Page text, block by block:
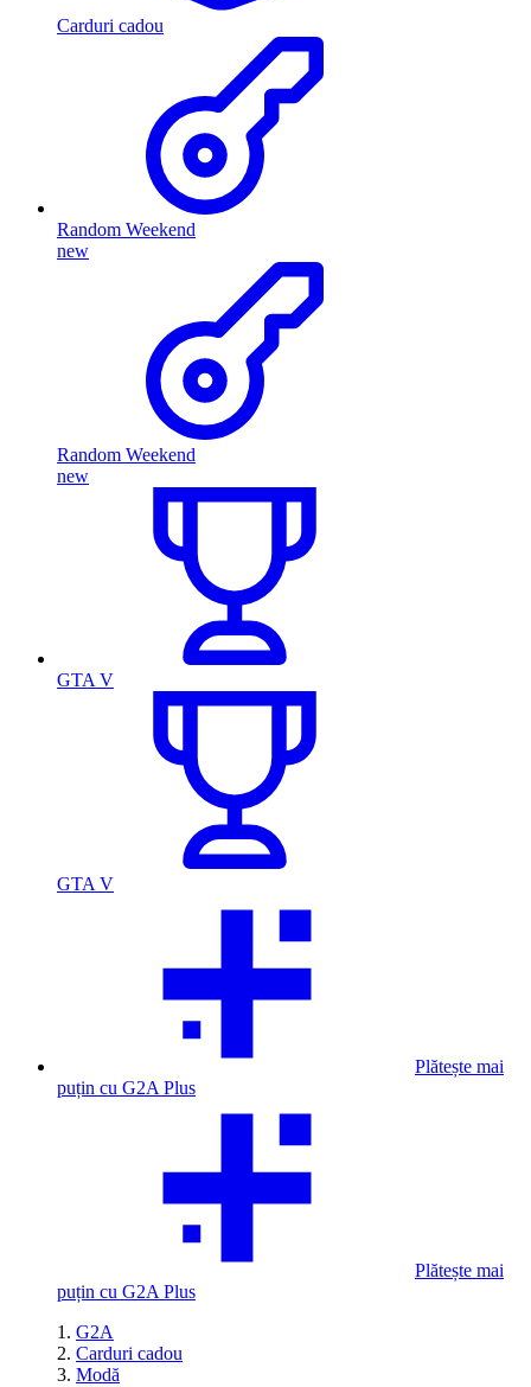
Carduri cadou
Random Weekend
new
Random Weekend
new
GTA V
GTA V
Plătește mai
puțin cu G2A Plus
Plătește mai
puțin cu G2A Plus
G2A
Carduri cadou
Modă